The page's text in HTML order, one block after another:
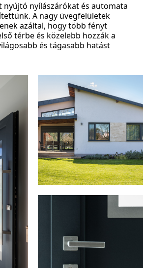
nyújtó nyílászárókat és automata
A nagy üvegfelületek
azáltal, hogy több fényt
térbe és közelebb hozzák a
és tágasabb hatást